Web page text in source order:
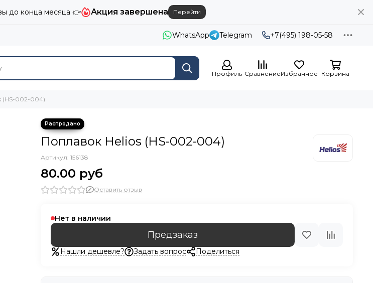
до конца месяца 👉 Акция завершена Перейти
WhatsApp Telegram +7(495) 198-05-58
Профиль СравнениеИзбранное Корзина
(HS-002-004)
Поплавок Helios (HS-002-004)
Артикул: 156138
80.00 руб
Оставить отзыв
Нет в наличии
Предзаказ
Нашли дешевле? Задать вопрос Поделиться